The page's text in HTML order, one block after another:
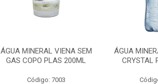
ÁGUA MINERAL VIENA SEM
GAS COPO PLAS 200ML
Código: 7003
ÁGUA
CRYSTAL